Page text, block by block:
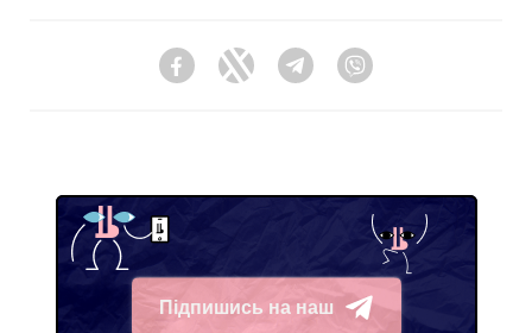
FacebookTwitter Telegram
Підпишись на наш
Telegram